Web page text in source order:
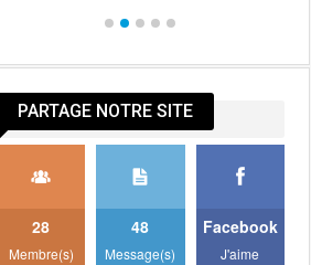
PARTAGE NOTRE SITE
28
Membre(s)
48
Message(s)
Facebook
J'aime